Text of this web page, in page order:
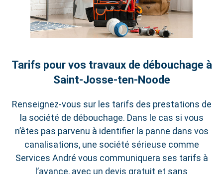
Tarifs pour vos travaux de débouchage à
Saint‑Josse‑ten‑Noode
Renseignez-vous sur les tarifs des prestations de
la société de débouchage. Dans le cas si vous
n’êtes pas parvenu à identifier la panne dans vos
canalisations, une société sérieuse comme
Services André vous communiquera ses tarifs à
l’avance, avec un devis gratuit et sans